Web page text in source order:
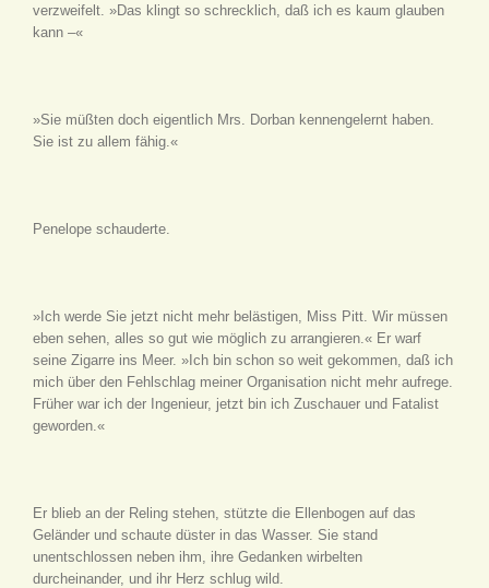
verzweifelt. »Das klingt so schrecklich, daß ich es kaum glauben
kann –«
»Sie müßten doch eigentlich Mrs. Dorban kennengelernt haben.
Sie ist zu allem fähig.«
Penelope schauderte.
»Ich werde Sie jetzt nicht mehr belästigen, Miss Pitt. Wir müssen
eben sehen, alles so gut wie möglich zu arrangieren.« Er warf
seine Zigarre ins Meer. »Ich bin schon so weit gekommen, daß ich
mich über den Fehlschlag meiner Organisation nicht mehr aufrege.
Früher war ich der Ingenieur, jetzt bin ich Zuschauer und Fatalist
geworden.«
Er blieb an der Reling stehen, stützte die Ellenbogen auf das
Geländer und schaute düster in das Wasser. Sie stand
unentschlossen neben ihm, ihre Gedanken wirbelten
durcheinander, und ihr Herz schlug wild.